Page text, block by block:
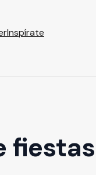
Inspírate